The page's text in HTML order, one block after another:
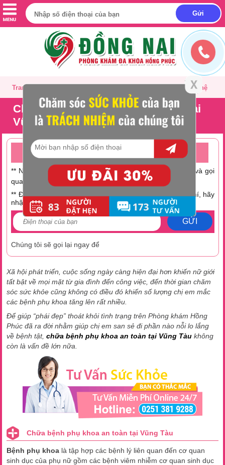
Trang chủ Liên hệ
Chữa bệnh phụ khoa an toàn tại
Vũng Tàu
TƯ VẤN ONLINE MIỄN PHÍ TRỰC TUYẾN 24/24
** Nếu không có thời gian trò chuyện hãy nhấc máy lên và gọi
qua số Hotline:
0251 882 9288
** Điện thoại bạn đang hết tiền hoặc muốn tiết kiệm chi phí, hãy
nhập số điện thoại tại đây:
GỬI
Chúng tôi sẽ gọi lại ngay để
Xã hội phát triển, cuộc sống ngày càng hiện đại hơn khiến nữ giới
tất bật về mọi mặt từ gia đình đến công việc, đến thời gian chăm
sóc sức khỏe cũng không có điều đó khiến số lượng chị em mắc
các bệnh phụ khoa tăng lên rất nhiều.
Để giúp “phái đẹp” thoát khỏi tình trạng trên Phòng khám Hồng
Phúc đã ra đời nhằm giúp chị em san sẻ đi phần nào nỗi lo lắng
về bệnh tật,chữa bệnh phụ khoa an toàn tại Vũng Tàu không
còn là vấn đề lớn nữa.
Chữa bệnh phụ khoa an toàn tại Vũng Tàu
Bệnh phụ khoa là tập hợp các bệnh lý liên quan đến cơ quan
sinh dục của phụ nữ gồm các bệnh viêm nhiễm cơ quan sinh dục